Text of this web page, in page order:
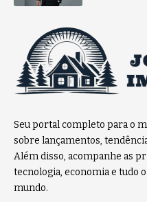
Seu portal completo para o
sobre lançamentos,
Além disso, acompanhe as
tecnologia, economia e tudo
mundo.